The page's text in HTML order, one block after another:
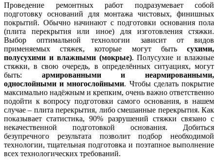
Проведение ремонтных работ подразумевает собой
подготовку оснований для монтажа чистовых, финишных
покрытий. Обычно начинают с подготовки основания пола
(плита перекрытия или иное) для изготовления стяжки.
Выбор оптимальной технологии зависит от видов
применяемых стяжек, которые могут быть сухими,
полусухими и влажными (мокрые). Полусухие и влажные
стяжки, в свою очередь, в определённых ситуациях, могут
быть: армированными и неармированными,
однослойными и многослойными. Чтобы сделать покрытие
максимально надёжным и крепким, очень важно ответственно
подойти к вопросу подготовки самого основания, в нашем
случае – плита перекрытия, либо смешанные перекрытия. Как
показывает статистика, 90% разрушений стяжки связано с
некачественной подготовкой основания. Добиться
безупречного результата позволит подбор необходимой
технологии, тщательная подготовка и поэтапное выполнение
всех технологических требований.